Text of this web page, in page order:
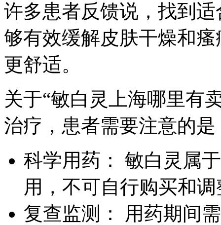
许多患者反馈说，找到
够有效缓解皮肤干燥和
更舒适。
关于“敏白灵上海哪里有
治疗，患者需要注意的是
科学用药： 敏白灵属
用，不可自行购买和
复查监测： 用药期间